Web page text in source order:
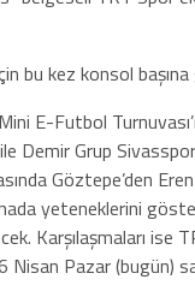
bu kez konsol
E-Futbol
Demir Grup
Göztepe’den
yeteneklerini
Karşılaşmaları ise
Pazar (bugün)